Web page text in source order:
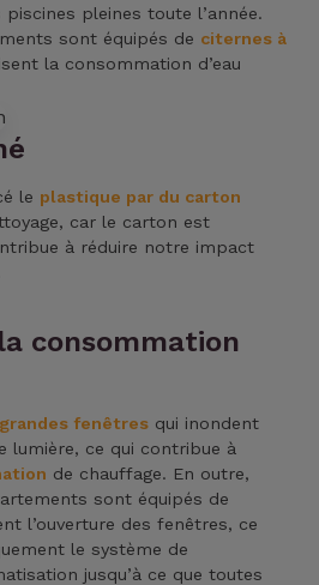
pleines toute l’année.
sont équipés de citernes à
la consommation d’eau
le plastique par du carton
car le carton est
à réduire notre impact
consommation
grandes fenêtres qui inondent
lumière, ce qui contribue à
de chauffage. En outre,
sont équipés de
l’ouverture des fenêtres, ce
le système de
jusqu’à ce que toutes